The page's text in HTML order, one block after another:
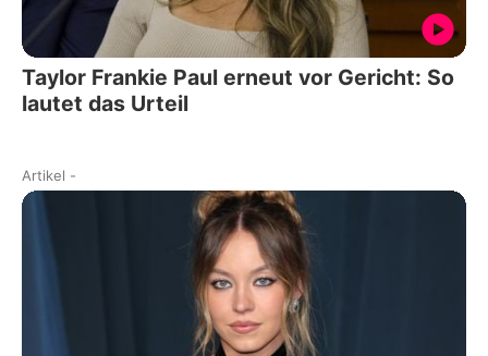
Taylor Frankie Paul erneut vor Gericht: So
lautet das Urteil
Artikel -